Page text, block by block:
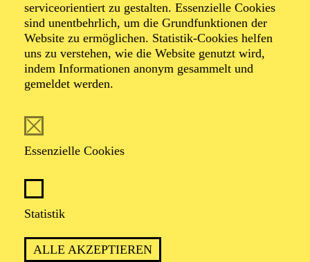
serviceorientiert zu gestalten. Essenzielle Cookies
sind unentbehrlich, um die Grundfunktionen der
Website zu ermöglichen. Statistik-Cookies helfen
uns zu verstehen, wie die Website genutzt wird,
indem Informationen anonym gesammelt und
gemeldet werden.
Essenzielle Cookies
Statistik
ALLE AKZEPTIEREN
Foto: privat
Jenny Theisen studierte Kommunikationsdesign mit
Düsseldorf und schloss ihr Studium im Rahmen eines
Arbeitsaufenthaltes in Los Angeles ab. Im Anschluss